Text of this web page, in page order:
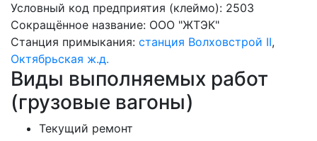
Условный код предприятия (клеймо): 2503
Сокращённое название: ООО "ЖТЭК"
Станция примыкания: станция Волховстрой II,
Октябрьская ж.д.
Виды выполняемых работ
(грузовые вагоны)
Текущий ремонт